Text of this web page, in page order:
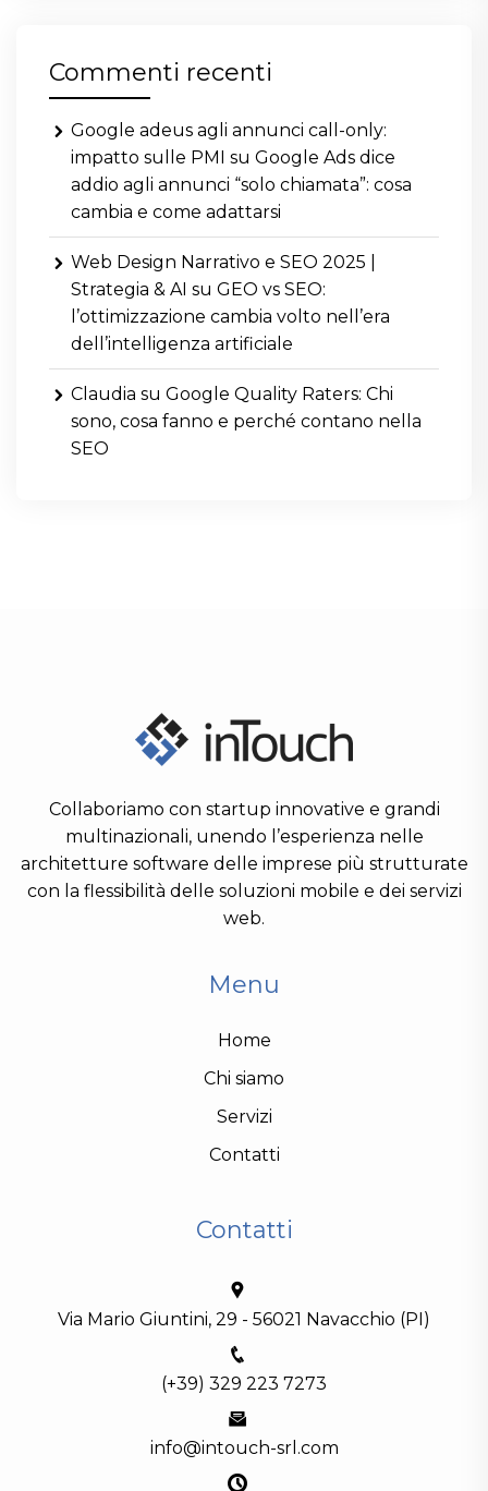
Commenti recenti
Google adeus agli annunci call-only:
impatto sulle PMI su Google Ads dice
addio agli annunci “solo chiamata”: cosa
cambia e come adattarsi
Web Design Narrativo e SEO 2025 |
Strategia & AI su GEO vs SEO:
l’ottimizzazione cambia volto nell’era
dell’intelligenza artificiale
Claudia su Google Quality Raters: Chi
sono, cosa fanno e perché contano nella
SEO
Collaboriamo con startup innovative e grandi
multinazionali, unendo l’esperienza nelle
architetture software delle imprese più strutturate
con la flessibilità delle soluzioni mobile e dei servizi
web.
Menu
Home
Chi siamo
Servizi
Contatti
Contatti
Via Mario Giuntini, 29 - 56021 Navacchio (PI)
(+39) 329 223 7273
info@intouch-srl.com